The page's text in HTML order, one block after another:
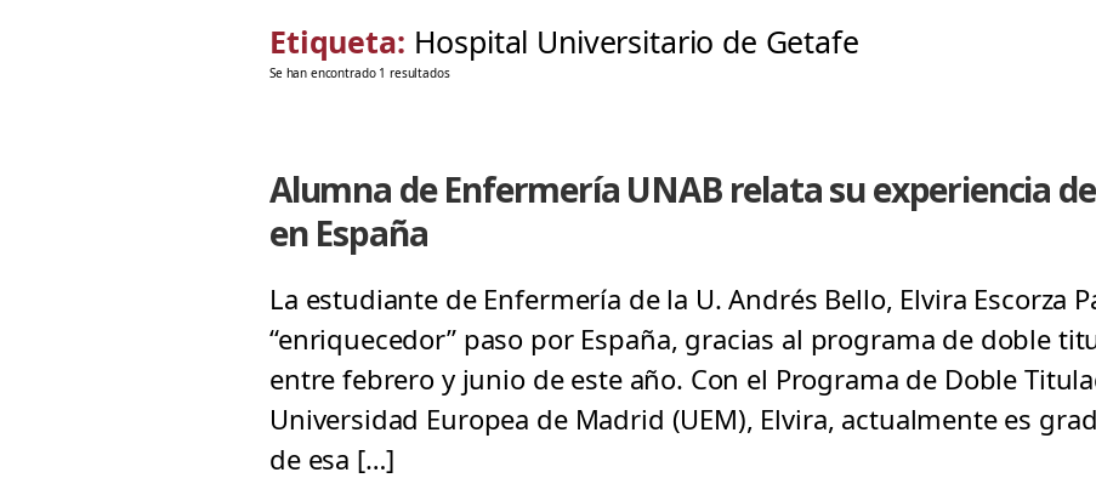
Etiqueta: Hospital Universitario de Getafe
Se han encontrado 1 resultados
Alumna de Enfermería UNAB relata su experiencia
en España
La estudiante de Enfermería de la U. Andrés Bello, Elvira Escorza
“enriquecedor” paso por España, gracias al programa de doble
entre febrero y junio de este año. Con el Programa de Doble
Universidad Europea de Madrid (UEM), Elvira, actualmente es
de esa […]